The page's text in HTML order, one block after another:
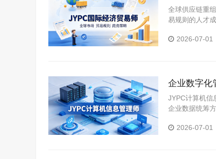
全球供应链重
易规则的人才
2026-07-01
企业数字化
双向升级
JYPC计算机信
企业数据统筹
兼顾技术夯实
2026-07-01